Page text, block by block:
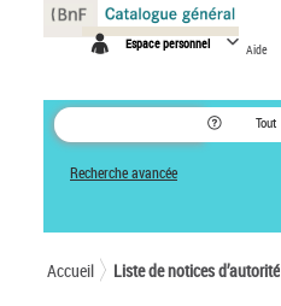
Espace personnel Aide
Tout
Recherche avancée
Accueil Liste de notices d’autorité
Panneau de gestion des cookies